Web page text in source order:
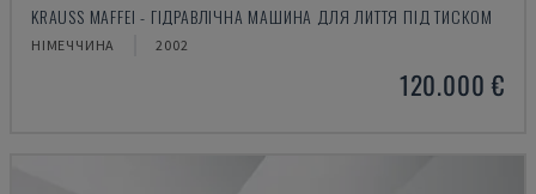
KRAUSS MAFFEI - ГІДРАВЛІЧНА МАШИНА ДЛЯ ЛИТТЯ ПІД ТИСКОМ
НІМЕЧЧИНА 2002
120.000 €